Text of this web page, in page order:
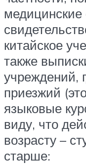
медицинские
китайское
также
учреждений,
приезжий
языковые
виду, что
возрасту –
старше: